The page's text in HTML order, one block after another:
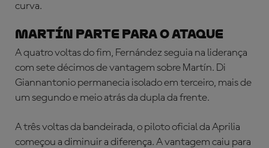
curva.
MARTÍN PARTE PARA O ATAQUE
A quatro voltas do fim, Fernández seguia na liderança
com sete décimos de vantagem sobre Martín. Di
Giannantonio permanecia isolado em terceiro, mais de
um segundo e meio atrás da dupla da frente.
A três voltas da bandeirada, o piloto oficial da Aprilia
começou a diminuir a diferença. A vantagem caiu para